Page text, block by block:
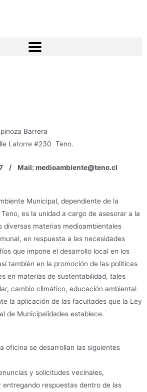
Barrera
Latorre #230 Teno.
/ Mail: medioambiente@teno.cl
Municipal, dependiente de la
es la unidad a cargo de asesorar a la
diversas materias medioambientales
en respuesta a las necesidades
que impone el desarrollo local en los
también en la promoción de las políticas
en materias de sustentabilidad, tales
cambio climático, educación ambiental
la aplicación de las facultades que la Ley
de Municipalidades establece.
oficina se desarrollan las siguientes
y solicitudes vecinales,
entregando respuestas dentro de las